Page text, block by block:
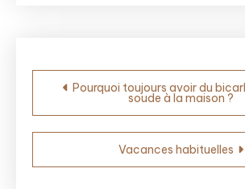
Post
navigation
Pourquoi toujours avoir du
soude à la maison ?
Vacances habituelles